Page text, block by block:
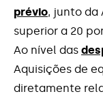
prévio, junto da
superior a 20
Ao nível das
Aquisições de
diretamente